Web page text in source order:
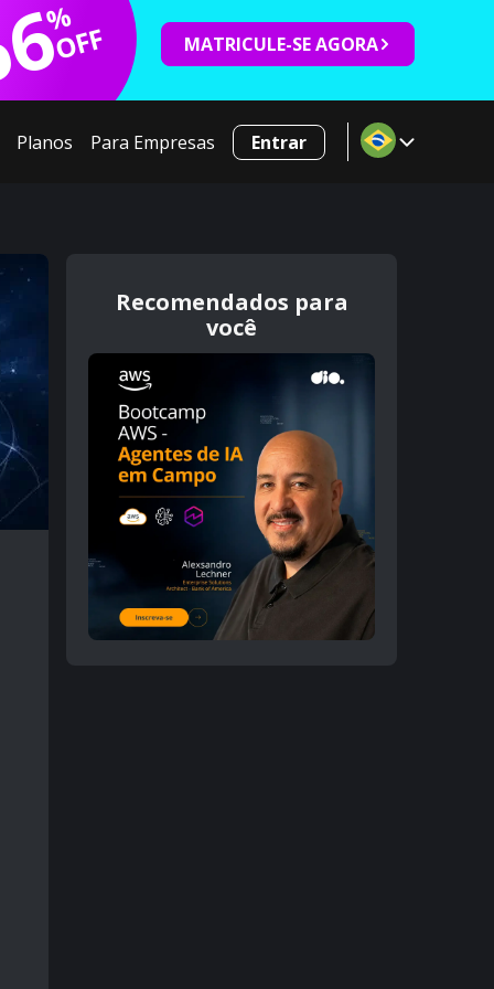
%
OFF MATRICULE-SE AGORA
Planos Para Empresas Entrar
Recomendados para
você